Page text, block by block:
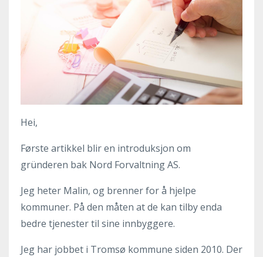
Hei,
Første artikkel blir en introduksjon om
gründeren bak Nord Forvaltning AS.
Jeg heter Malin, og brenner for å hjelpe
kommuner. På den måten at de kan tilby enda
bedre tjenester til sine innbyggere.
Jeg har jobbet i Tromsø kommune siden 2010. Der